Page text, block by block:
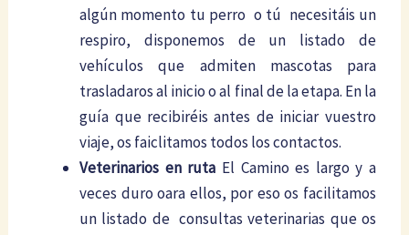
algún momento tu perro o tú necesitáis un
respiro, disponemos de un listado de
vehículos que admiten mascotas para
trasladaros al inicio o al final de la etapa. En la
guía que recibiréis antes de iniciar vuestro
viaje, os faiclitamos todos los contactos.
Veterinarios en ruta El Camino es largo y a
veces duro oara ellos, por eso os facilitamos
un listado de consultas veterinarias que os